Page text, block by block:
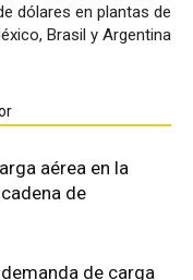
dólares en plantas de
Brasil y Argentina
aérea en la
de
de carga